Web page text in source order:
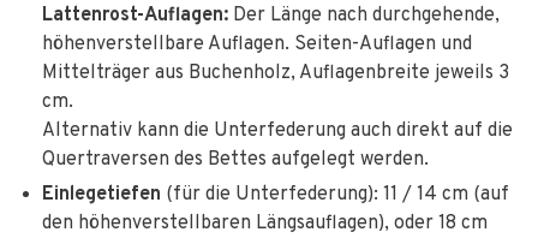
Lattenrost-Auflagen: Der Länge nach durchgehende,
höhenverstellbare Auflagen. Seiten-Auflagen und
Mittelträger aus Buchenholz, Auflagenbreite jeweils 3
cm.
Alternativ kann die Unterfederung auch direkt auf die
Quertraversen des Bettes aufgelegt werden.
Einlegetiefen (für die Unterfederung): 11 / 14 cm (auf
den höhenverstellbaren Längsauflagen), oder 18 cm